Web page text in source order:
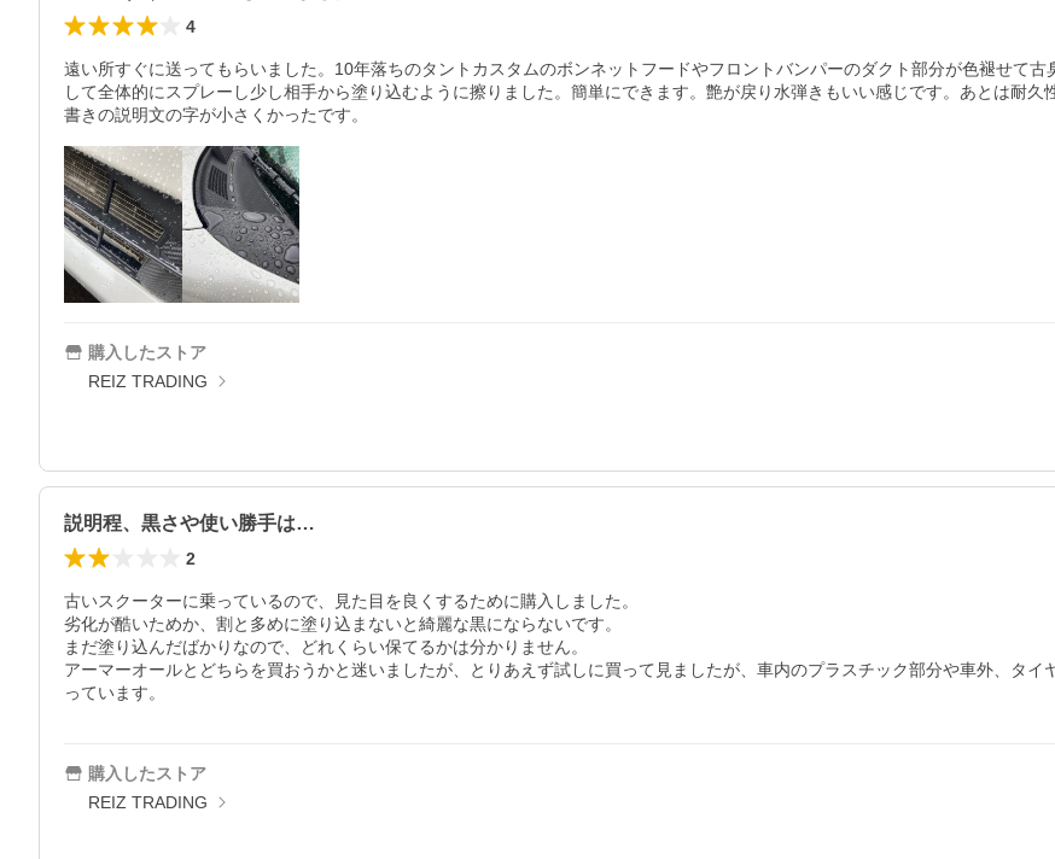
4
遠い所すぐに送ってもらいました。10年落ちのタントカスタムのボンネットフードやフロントバンパーのダクト部分が色褪せて
して全体的にスプレーし少し相手から塗り込むように擦りました。簡単にできます。艶が戻り水弾きもいい感じです。あとは耐
書きの説明文の字が小さくかったです。
購入したストア
REIZ TRADING
説明程、黒さや使い勝手は…
2
古いスクーターに乗っているので、見た目を良くするために購入しました。
劣化が酷いためか、割と多めに塗り込まないと綺麗な黒にならないです。
まだ塗り込んだばかりなので、どれくらい保てるかは分かりません。
アーマーオールとどちらを買おうかと迷いましたが、とりあえず試しに買って見ましたが、車内のプラスチック部分や車外、タ
っています。
購入したストア
REIZ TRADING